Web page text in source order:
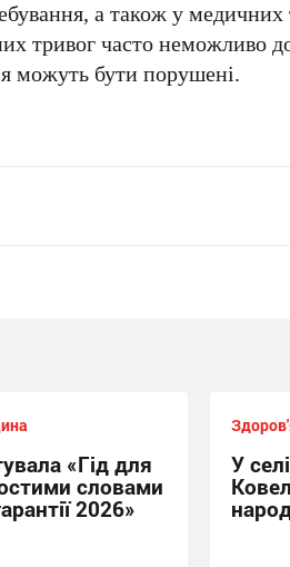
а також у медичних
тривог часто неможливо
можуть бути порушені.
«Гід для
словами
2026»
У